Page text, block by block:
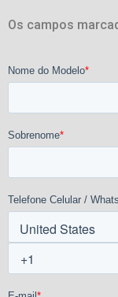
Os campos